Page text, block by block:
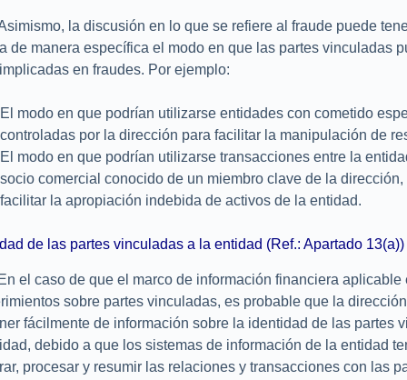
la discusión en lo que se refiere al fraude puede
de manera específica el modo en que las partes vinculadas
en fraudes. Por ejemplo:
El modo en que podrían utilizarse entidades con cometido
controladas por la dirección para facilitar la manipulación de
El modo en que podrían utilizarse transacciones entre la
socio comercial conocido de un miembro clave de la dirección,
facilitar la apropiación indebida de activos de la entidad.
de las partes vinculadas a la entidad (Ref.: Apartado 13(a))
el caso de que el marco de información financiera aplicable
sobre partes vinculadas, es probable que la
fácilmente de información sobre la identidad de las partes
debido a que los sistemas de información de la entidad
procesar y resumir las relaciones y transacciones con las